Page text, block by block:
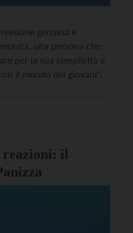
genuina e
una persona che
per la sua semplicità e
il mondo dei giovani".
reazioni: il